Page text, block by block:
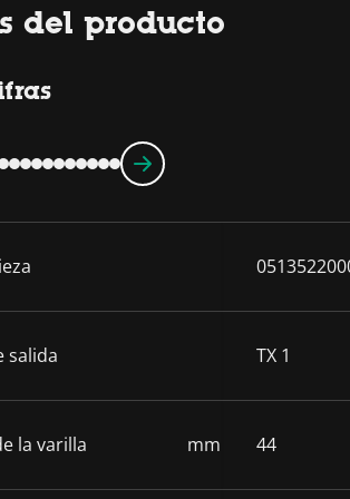
del producto
salida TX 1
la varilla mm 44